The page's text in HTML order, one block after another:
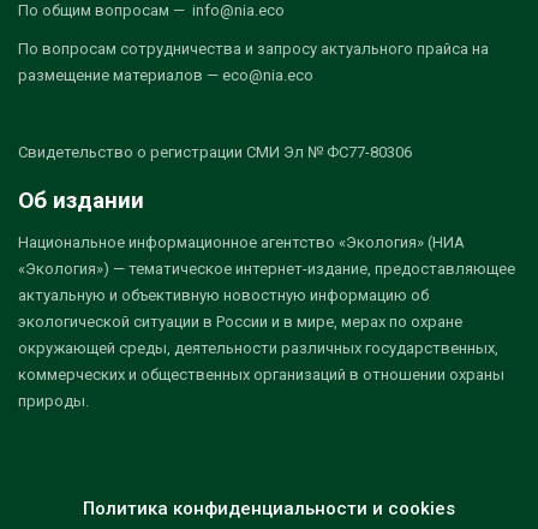
По общим вопросам — info@nia.eco
По вопросам сотрудничества и запросу актуального прайса на
размещение материалов — eco@nia.eco
Свидетельство о регистрации СМИ Эл № ФС77-80306
Об издании
Национальное информационное агентство «Экология» (НИА
«Экология») — тематическое интернет-издание, предоставляющее
актуальную и объективную новостную информацию об
экологической ситуации в России и в мире, мерах по охране
окружающей среды, деятельности различных государственных,
коммерческих и общественных организаций в отношении охраны
природы.
Политика конфиденциальности и cookies